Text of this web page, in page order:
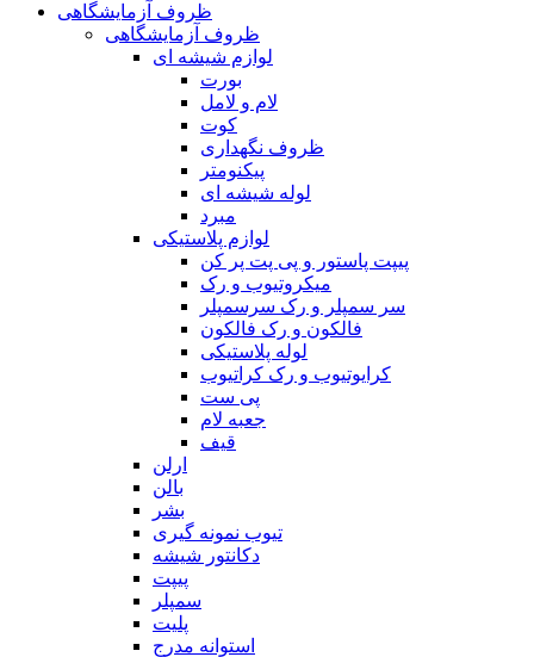
ظروف آزمایشگاهی
ظروف آزمایشگاهی
لوازم شیشه ای
بورت
لام و لامل
کوت
ظروف نگهداری
پیکنومتر
لوله شیشه ای
مبرد
لوازم پلاستیکی
پیپت پاستور و پی پت پر کن
میکروتیوب و رک
سر سمپلر و رک سرسمپلر
فالکون و رک فالکون
لوله پلاستیکی
کرایوتیوب و رک کراتیوب
پی ست
جعبه لام
قیف
ارلن
بالن
بشر
تیوب نمونه گیری
دکانتور شیشه
پیپت
سمپلر
پلیت
استوانه مدرج